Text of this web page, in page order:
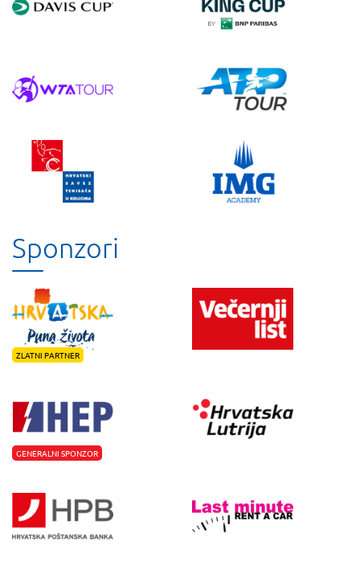
Sponzori
ZLATNI PARTNER
GENERALNI SPONZOR